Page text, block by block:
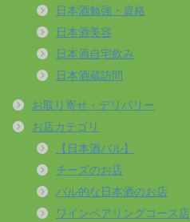
日本酒勉強・資格
日本酒美容
日本酒自宅飲み
日本酒蔵訪問
お取り寄せ・デリバリー
お店カテゴリ
【日本酒バル】
チーズのお店
バル的な日本酒のお店
ワインペアリングコース店